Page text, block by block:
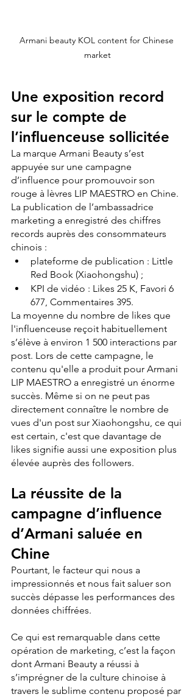
Armani beauty KOL content for Chinese
market
Une exposition record
sur le compte de
l’influenceuse sollicitée
La marque Armani Beauty s’est
appuyée sur une campagne
d’influence pour promouvoir son
rouge à lèvres LIP MAESTRO en Chine.
La publication de l’ambassadrice
marketing a enregistré des chiffres
records auprès des consommateurs
chinois :
plateforme de publication : Little
Red Book (Xiaohongshu) ;
KPI de vidéo : Likes 25 K, Favori 6
677, Commentaires 395.
La moyenne du nombre de likes que
l'influenceuse reçoit habituellement
s’élève à environ 1 500 interactions par
post. Lors de cette campagne, le
contenu qu'elle a produit pour Armani
LIP MAESTRO a enregistré un énorme
succès. Même si on ne peut pas
directement connaître le nombre de
vues d'un post sur Xiaohongshu, ce qui
est certain, c'est que davantage de
likes signifie aussi une exposition plus
élevée auprès des followers.
La réussite de la
campagne d’influence
d’Armani saluée en
Chine
Pourtant, le facteur qui nous a
impressionnés et nous fait saluer son
succès dépasse les performances des
données chiffrées.
Ce qui est remarquable dans cette
opération de marketing, c’est la façon
dont Armani Beauty a réussi à
s’imprégner de la culture chinoise à
travers le sublime contenu proposé par